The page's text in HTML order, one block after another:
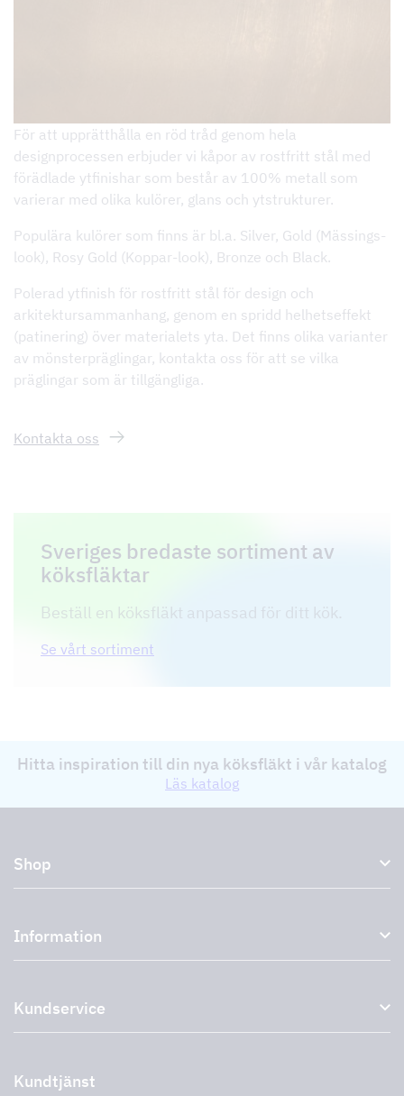
För att upprätthålla en röd tråd genom hela
designprocessen erbjuder vi kåpor av rostfritt stål med
förädlade ytfinishar som består av 100% metall som
varierar med olika kulörer, glans och ytstrukturer.
Populära kulörer som finns är bl.a. Silver, Gold (Mässings-
look), Rosy Gold (Koppar-look), Bronze och Black.
Polerad ytfinish för rostfritt stål för design och
arkitektursammanhang, genom en spridd helhetseffekt
(patinering) över materialets yta. Det finns olika varianter
av mönsterpräglingar, kontakta oss för att se vilka
präglingar som är tillgängliga.
Kontakta oss
Sveriges bredaste sortiment av
köksfläktar
Beställ en köksfläkt anpassad för ditt kök.
Se vårt sortiment
Hitta inspiration till din nya köksfläkt i vår katalog
Läs katalog
Shop
Externa fläktar
Plasmafilter
Outlet
Storköksprodukter PRO
Information
Miljö
Support och service
Cookies
Kundservice
Retur av produkt
Kundtjänst